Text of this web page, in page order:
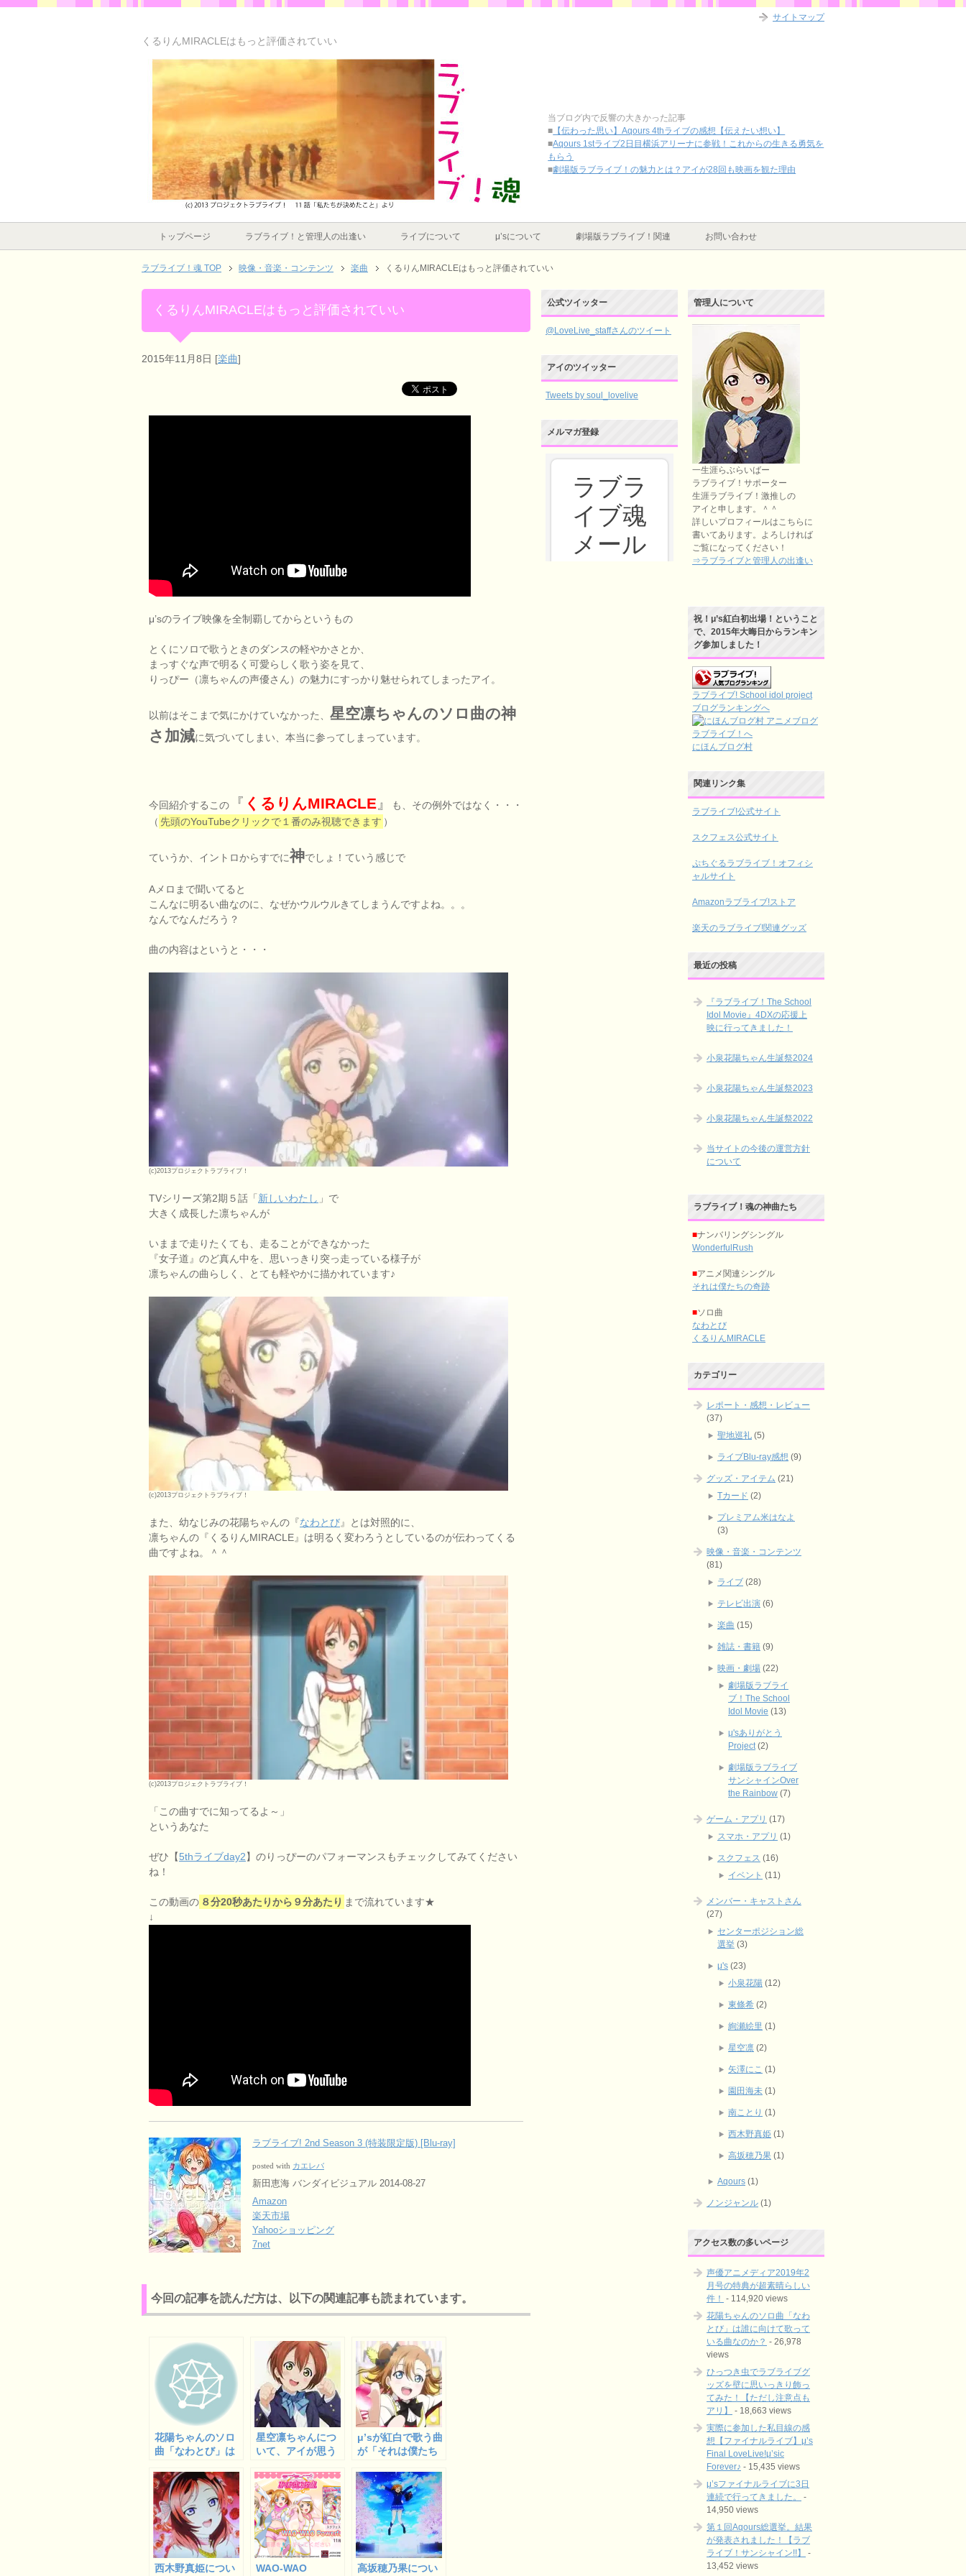
くるりんMIRACLEはもっと評価されていい
当ブログ内で反響の大きかった記事
■ 【伝わった思い】Aqours 4thライブの感想【伝えたい想い】
■Aqours 1stライブ2日目横浜アリーナに参戦！これからの生きる勇気を
もらう
■劇場版ラブライブ！の魅力とは？アイが28回も映画を観た理由
トップページ ラブライブ！と管理人の出逢い ライブについて μ’sについて 劇場版ラブライブ！関連 お問い合わせ
ラブライブ！魂 TOP 映像・音楽・コンテンツ 楽曲 くるりんMIRACLEはもっと評価されていい
くるりんMIRACLEはもっと評価されていい
2015年11月8日 [楽曲]
μ’sのライブ映像を全制覇してからというもの
とくにソロで歌うときのダンスの軽やかさとか、
まっすぐな声で明るく可愛らしく歌う姿を見て、
りっぴー（凛ちゃんの声優さん）の魅力にすっかり魅せられてしまったアイ。
以前はそこまで気にかけていなかった、 星空凛ちゃんのソロ曲の神
さ加減に気づいてしまい、本当に参ってしまっています。
今回紹介するこの 『 くるりんMIRACLE 』
も、その例外ではなく・・・
（ 先頭のYouTubeクリックで１番のみ視聴できます ）
ていうか、イントロからすでに神でしょ！ていう感じで
Aメロまで聞いてると
こんなに明るい曲なのに、なぜかウルウルきてしまうんですよね。。。
なんでなんだろう？
曲の内容はというと・・・
(c)2013プロジェクトラブライブ！
TVシリーズ第2期５話「新しいわたし 」で
大きく成長した凛ちゃんが
いままで走りたくても、走ることができなかった
『女子道』のど真ん中を、思いっきり突っ走っている様子が
凛ちゃんの曲らしく、とても軽やかに描かれています♪
(c)2013プロジェクトラブライブ！
また、幼なじみの花陽ちゃんの『なわとび』とは対照的に、
凛ちゃんの『くるりんMIRACLE』は明るく変わろうとしているのが伝わってくる
曲ですよね。＾＾
(c)2013プロジェクトラブライブ！
「この曲すでに知ってるよ～」
というあなた
ぜひ【5thライブday2】のりっぴーのパフォーマンスもチェックしてみてください
ね！
この動画の ８分20秒あたりから９分あたり まで流れています★
↓
ラブライブ! 2nd Season 3 (特装限定版) [Blu-ray]
posted with カエレバ
新田恵海 バンダイビジュアル 2014-08-27
Amazon
楽天市場
Yahooショッピング
7net
今回の記事を読んだ方は、以下の関連記事も読まれています。
花陽ちゃんのソロ
曲「なわとび」は
いる曲なのか？
星空凛ちゃんにつ
いて、アイが思う
μ’sが紅白で歌う曲
が「それは僕たち
たということ
で・・・
西木野真姫につい
WAO-WAO
高坂穂乃果につい
公式ツイッター
@LoveLive_staffさんのツイート
アイのツイッター
Tweets by soul_lovelive
メルマガ登録
管理人について
一生涯らぶらいばー
ラブライブ！サポーター
生涯ラブライブ！激推しの
アイと申します。＾＾
詳しいプロフィールはこちらに
書いてあります。よろしければ
ご覧になってください！
⇒ラブライブと管理人の出逢い
祝！μ’s紅白初出場！ということ
で、2015年大晦日からランキン
グ参加しました！
ラブライブ! School idol project
ブログランキングへ
にほんブログ村
関連リンク集
ラブライブ!公式サイト
スクフェス公式サイト
ぷちぐるラブライブ！オフィシ
ャルサイト
Amazonラブライブ!ストア
楽天のラブライブ!関連グッズ
最近の投稿
『ラブライブ！The School
Idol Movie』4DXの応援上
映に行ってきました！
小泉花陽ちゃん生誕祭2024
小泉花陽ちゃん生誕祭2023
小泉花陽ちゃん生誕祭2022
当サイトの今後の運営方針
について
ラブライブ！魂の神曲たち
■ナンバリングシングル
WonderfulRush
■アニメ関連シングル
それは僕たちの奇跡
■ソロ曲
なわとび
くるりんMIRACLE
カテゴリー
レポート・感想・レビュー
(37)
聖地巡礼 (5)
ライブBlu-ray感想 (9)
グッズ・アイテム (21)
Tカード (2)
プレミアム米はなよ
(3)
映像・音楽・コンテンツ
(81)
ライブ (28)
テレビ出演 (6)
楽曲 (15)
雑誌・書籍 (9)
映画・劇場 (22)
劇場版ラブライ
ブ！The School
Idol Movie (13)
μ'sありがとう
Project(2)
劇場版ラブライブ
サンシャインOver
the Rainbow (7)
ゲーム・アプリ (17)
スマホ・アプリ (1)
スクフェス (16)
イベント (11)
メンバー・キャストさん
(27)
センターポジション総
選挙 (3)
μ's (23)
小泉花陽 (12)
東條希 (2)
絢瀬絵里 (1)
星空凛 (2)
矢澤にこ (1)
園田海未 (1)
南ことり (1)
西木野真姫 (1)
高坂穂乃果 (1)
Aqours (1)
ノンジャンル (1)
アクセス数の多いページ
声優アニメディア2019年2
月号の特典が超素晴らしい
件！ - 114,920 views
花陽ちゃんのソロ曲「なわ
とび」は誰に向けて歌って
いる曲なのか？ - 26,978
views
ひっつき虫でラブライブグ
ッズを壁に思いっきり飾っ
てみた！【ただし注意点も
アリ】
- 18,663 views
実際に参加した私目線の感
想【ファイナルライブ】μ’s
Final LoveLive!μ’sic
Forever♪ - 15,435 views
μ’sファイナルライブに3日
連続で行ってきました。
-
14,950 views
第１回Aqours総選挙。結果
が発表されました！【ラブ
ライブ！サンシャイン!!】
-
13,452 views
サイトマップ